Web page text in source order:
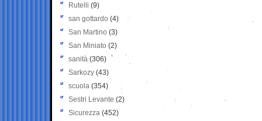
Rutelli (9)
san gottardo (4)
San Martino (3)
San Miniato (2)
sanità (306)
Sarkozy (43)
scuola (354)
Sestri Levante (2)
Sicurezza (452)